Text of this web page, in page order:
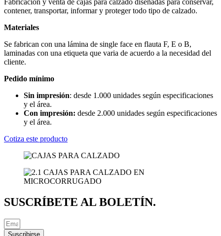
Fabricación y venta de cajas para calzado diseñadas para conservar,
contener, transportar, informar y proteger todo tipo de calzado.
Materiales
Se fabrican con una lámina de single face en flauta F, E o B,
laminadas con una etiqueta que varia de acuerdo a la necesidad del
cliente.
Pedido mínimo
Sin impresión: desde 1.000 unidades según especificaciones
y el área.
Con impresión: desde 2.000 unidades según especificaciones
y el área.
Cotiza este producto
SUSCRÍBETE AL BOLETÍN.
Suscribirse